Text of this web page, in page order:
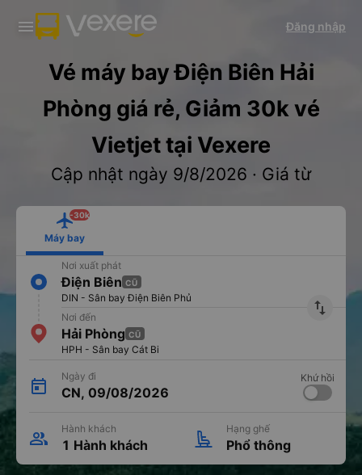
Tải app Vexere ngay!
Nhận ưu đãi thành viên độc
Mở app
Tải app Vexere
-30k/ghế khi đặt vé máy bay qua
Mở app
Đăng nhập
Vé máy bay Điện Biên Hải
Phòng giá rẻ, Giảm 30k vé
Vietjet tại Vexere
Cập nhật ngày 9/8/2026 · Giá từ
Máy bay
-30k
Nơi xuất phát
Điện Biên CŨ
DIN - Sân bay Điện Biên Phủ
import_export
Nơi đến
Hải Phòng CŨ
HPH - Sân bay Cát Bi
Ngày đi
CN, 09/08/2026
Khứ hồi
Hành khách
1 Hành khách
Hạng ghế
Phổ thông